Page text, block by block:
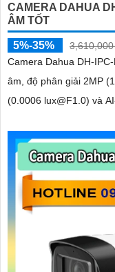
CAMERA DAHUA
ÂM TỐT
5%-35%
3,610,000
Camera Dahua DH-
âm, độ phân giải 2MP
(0.0006 lux@F1.0) và